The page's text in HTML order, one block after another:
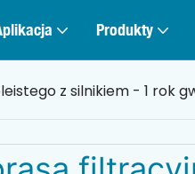
Produkty
z silnikiem - 1 rok